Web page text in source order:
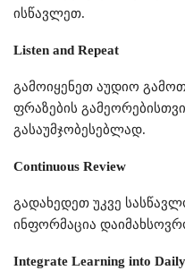
ისწავლეთ.
Listen and Repeat
გამოიყენეთ აუდიო
ფრაზების
გასაუმჯობესებლად.
Continuous Review
გადახედეთ უკვე
ინფორმაცია
Integrate Learning into